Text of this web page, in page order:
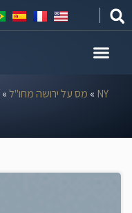
דילוג
לתוכן
NY
» מס על ירושה מחו"ל»